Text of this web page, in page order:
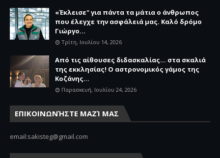
«Έκλεισε" για πάντα τα μάτια ο άνθρωπος
που έλεγχε την ασφάλειά μας. Καλό δρόμο
Γιώργο...
Τρίτη, Ιουλίου 14, 2026
Από τις αίθουσες διδασκαλίας… στα σκαλιά
της εκκλησίας! Ο αστρονομικός γάμος της
Κοζάνης...
Παρασκευή, Ιουλίου 24, 2026
ΕΠΙΚΟΙΝΩΝΉΣΤΕ ΜΑΖΊ ΜΑΣ
email:sakisteg@gmail.com